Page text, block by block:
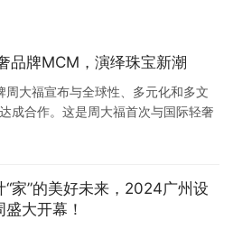
品牌MCM，演绎珠宝新潮
大福宣布与全球性、多元化和多文
成合作。这是周大福首次与国际轻奢
的珠宝潮流美学。 周大福MCM联名
新推出周大福MCM联名系列。该系
“家”的美好未来，2024广州设
盛大开幕！